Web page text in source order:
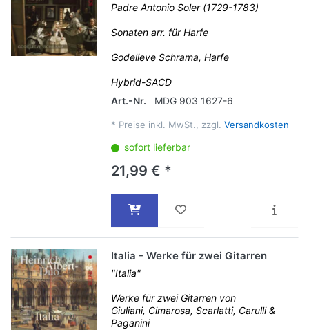
Padre Antonio Soler (1729-1783)
Sonaten arr. für Harfe
Godelieve Schrama, Harfe
Hybrid-SACD
Art.-Nr.
MDG 903 1627-6
* Preise inkl. MwSt., zzgl. Versandkosten
sofort lieferbar
21,99 € *
Italia - Werke für zwei Gitarren
"Italia"
Werke für zwei Gitarren von
Giuliani, Cimarosa, Scarlatti, Carulli &
Paganini